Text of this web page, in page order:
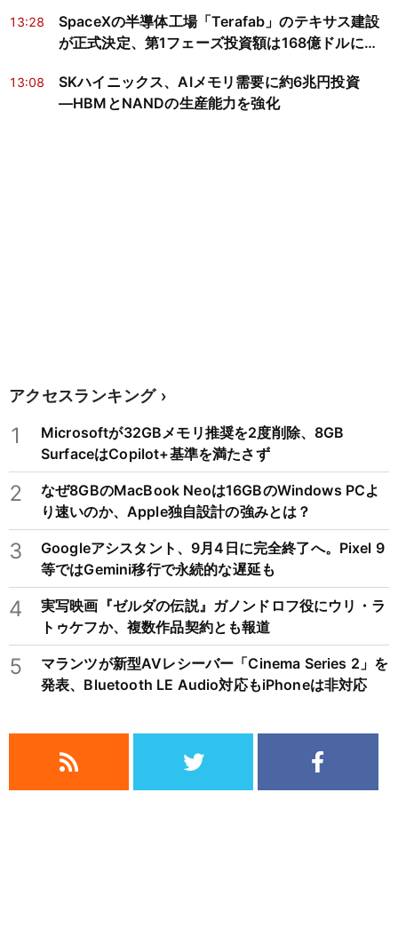
13:28
SpaceXの半導体工場「Terafab」のテキサス建設
が正式決定、第1フェーズ投資額は168億ドルに縮
13:08
SKハイニックス、AIメモリ需要に約6兆円投資
―HBMとNANDの生産能力を強化
アクセスランキング
1
Microsoftが32GBメモリ推奨を2度削除、8GB
SurfaceはCopilot+基準を満たさず
2
なぜ8GBのMacBook Neoは16GBのWindows PCよ
り速いのか、Apple独自設計の強みとは？
3
Googleアシスタント、9月4日に完全終了へ。Pixel 9
等ではGemini移行で永続的な遅延も
4
実写映画『ゼルダの伝説』ガノンドロフ役にウリ・ラ
トゥケフか、複数作品契約とも報道
5
マランツが新型AVレシーバー「Cinema Series 2」を
発表、Bluetooth LE Audio対応もiPhoneは非対応